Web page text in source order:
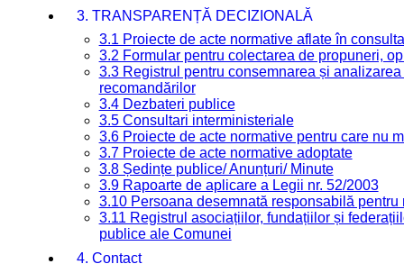
3. TRANSPARENȚĂ DECIZIONALĂ
3.1 Proiecte de acte normative aflate în
3.2 Formular pentru colectarea de propuneri,
3.3 Registrul pentru consemnarea și
recomandărilor
3.4 Dezbateri publice
3.5 Consultari interministeriale
3.6 Proiecte de acte normative pentru care nu
3.7 Proiecte de acte normative adoptate
3.8 Ședințe publice/ Anunțuri/ Minute
3.9 Rapoarte de aplicare a Legii nr. 52/2003
3.10 Persoana desemnată responsabilă
3.11 Registrul asociațiilor, fundațiilor și
publice ale Comunei
4. Contact